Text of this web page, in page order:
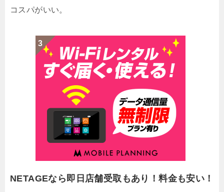
コスパがいい。
NETAGEなら即日店舗受取もあり！料金も安い！